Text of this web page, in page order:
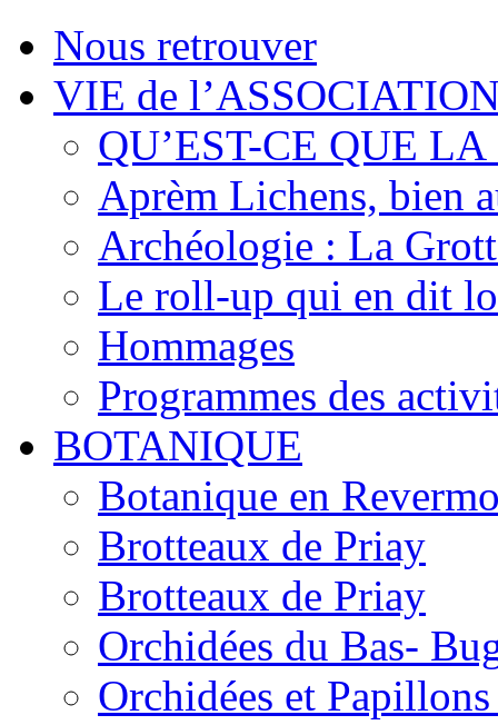
Nous retrouver
VIE de
QU’EST-CE QUE
Aprèm Lichens, bien
Archéologie : La
Le roll-up qui en dit
Hommages
Programmes des
BOTANIQUE
Botanique en
Brotteaux de Priay
Brotteaux de Priay
Orchidées du Bas-
Orchidées et